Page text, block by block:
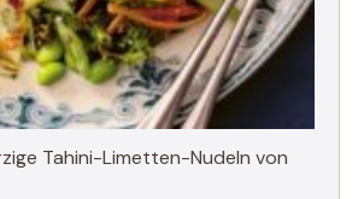
Tahini-Limetten-Nudeln von